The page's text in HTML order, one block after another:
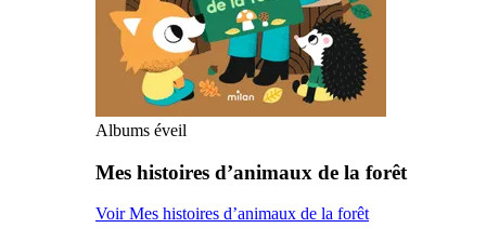
Albums éveil
Mes histoires d’animaux de la forêt
Voir Mes histoires d’animaux de la forêt